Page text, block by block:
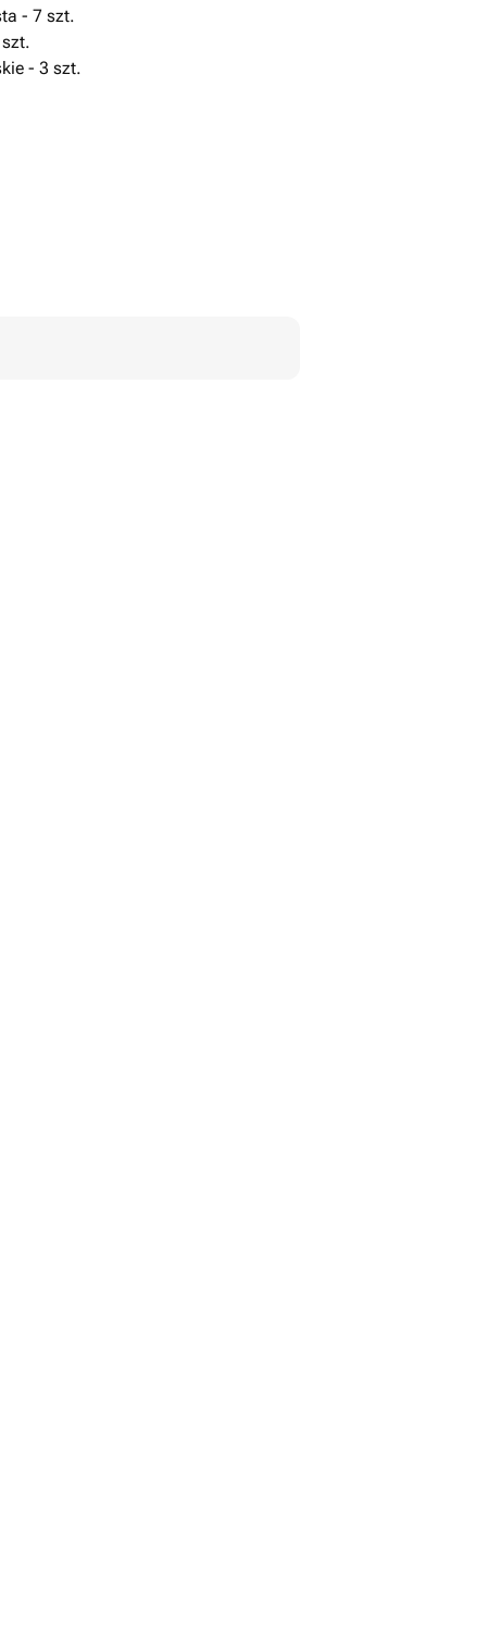
- 7 szt.
- 3 szt.